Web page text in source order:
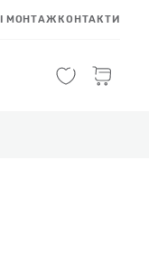
МОНТАЖКОНТАКТИ